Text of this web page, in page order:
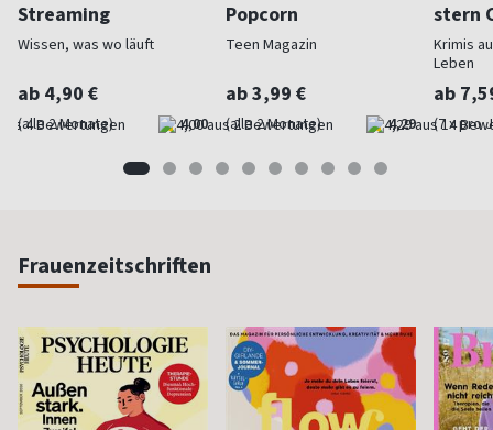
Streaming
Wissen, was wo läuft
ab 4,90 €
(alle 2 Monate) 4,00
Popcorn
Teen Magazin
ab 3,99 €
(alle 2 Monate) 4,29
stern
Krimis
Leben
ab
(7 x pro
Frauenzeitschriften